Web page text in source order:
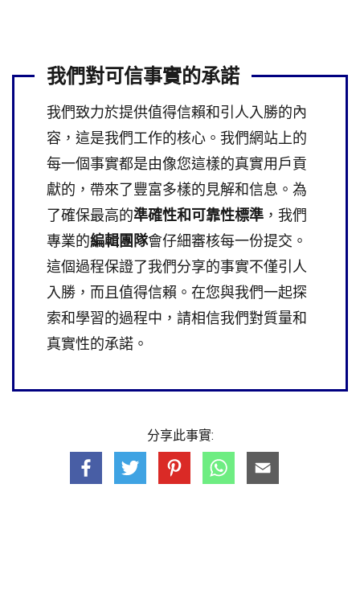
我們對可信事實的承諾
我們致力於提供值得信賴和引人入勝的內
容，這是我們工作的核心。我們網站上的
每一個事實都是由像您這樣的真實用戶貢
獻的，帶來了豐富多樣的見解和信息。為
了確保最高的準確性和可靠性標準 ，我們
專業的編輯團隊會仔細審核每一份提交。
這個過程保證了我們分享的事實不僅引人
入勝，而且值得信賴。在您與我們一起探
索和學習的過程中，請相信我們對質量和
真實性的承諾。
分享此事實: